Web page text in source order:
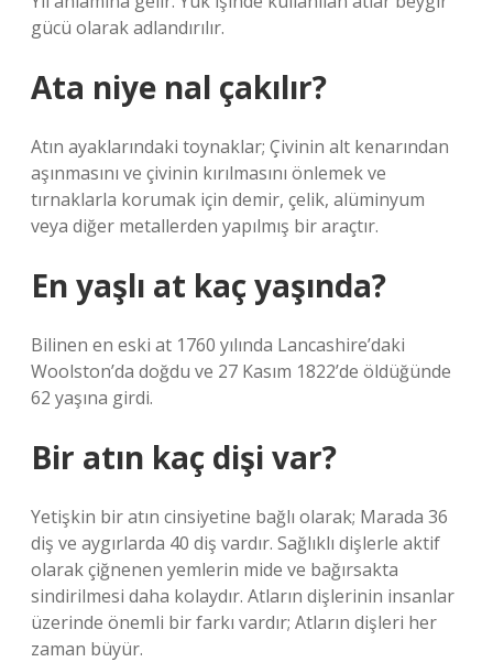
gücü olarak adlandırılır.
Ata niye nal çakılır?
Atın ayaklarındaki toynaklar; Çivinin alt kenarından
aşınmasını ve çivinin kırılmasını önlemek ve
tırnaklarla korumak için demir, çelik, alüminyum
veya diğer metallerden yapılmış bir araçtır.
En yaşlı at kaç yaşında?
Bilinen en eski at 1760 yılında Lancashire’daki
Woolston’da doğdu ve 27 Kasım 1822’de öldüğünde
62 yaşına girdi.
Bir atın kaç dişi var?
Yetişkin bir atın cinsiyetine bağlı olarak; Marada 36
diş ve aygırlarda 40 diş vardır. Sağlıklı dişlerle aktif
olarak çiğnenen yemlerin mide ve bağırsakta
sindirilmesi daha kolaydır. Atların dişlerinin insanlar
üzerinde önemli bir farkı vardır; Atların dişleri her
zaman büyür.